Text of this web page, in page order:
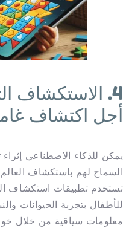
4. الاستكشاف
أجل اكتشاف
يمكن للذكاء الاصطناعي
السماح لهم باستكشاف
تستخدم تطبيقات استكشاف
للأطفال بتجربة الحيوانات
معلومات سياقية من خلال